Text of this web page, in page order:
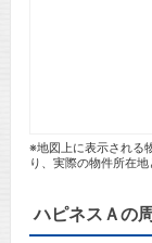
※地図上に表示される
り、実際の物件所在地
ハピネスＡの